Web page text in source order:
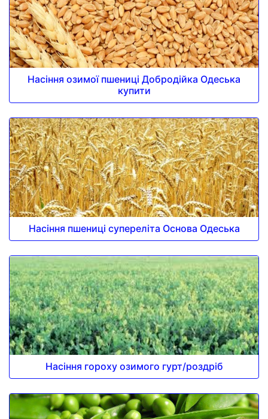
Насіння озимої пшениці Добродійка Одеська
купити
Насіння пшениці супереліта Основа Одеська
Насіння гороху озимого гурт/роздріб